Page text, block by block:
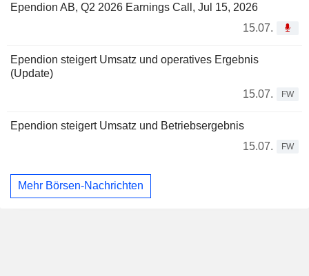
Ependion AB, Q2 2026 Earnings Call, Jul 15, 2026
15.07.
Ependion steigert Umsatz und operatives Ergebnis
(Update)
15.07.
FW
Ependion steigert Umsatz und Betriebsergebnis
15.07.
FW
Mehr Börsen-Nachrichten